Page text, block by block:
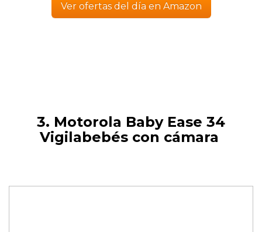
Ver ofertas del día en Amazon
3. Motorola Baby Ease 34
Vigilabebés con cámara